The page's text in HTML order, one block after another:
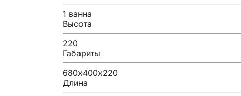
1 ванна
Высота
220
Габариты
680х400х220
Длина